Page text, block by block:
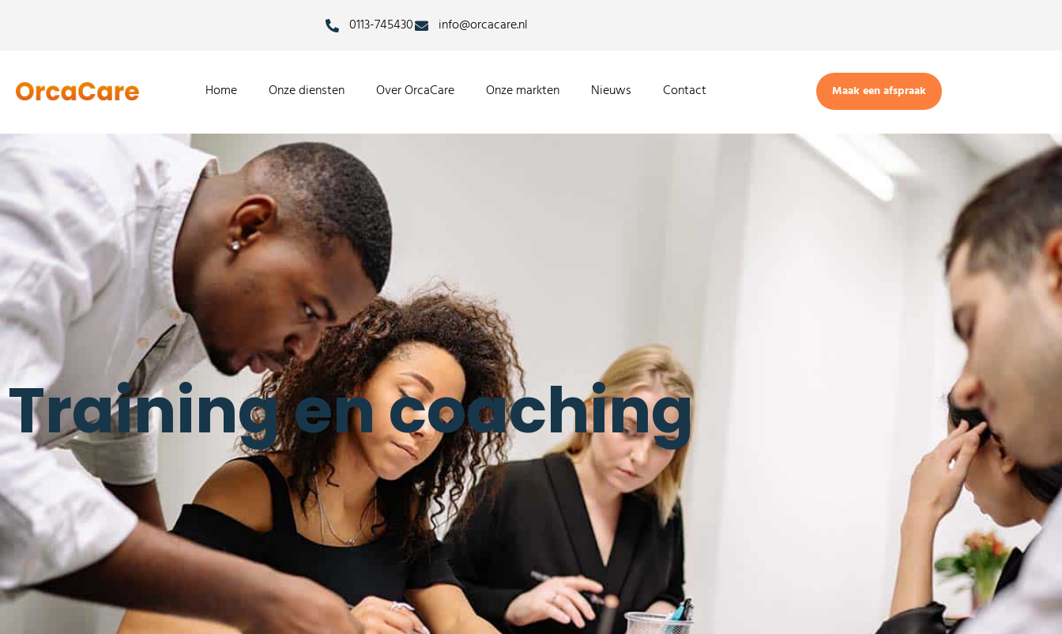
0113-745430 info@orcacare.nl
Home Onze diensten Over OrcaCare Onze markten Nieuws Contact Maak een afspraak
Training en coaching